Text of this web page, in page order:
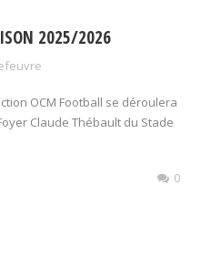
2025/2026
OCM Football se déroulera
Claude Thébault du Stade
0